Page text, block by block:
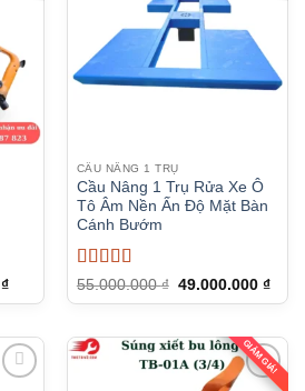
₫Giá
9.500.000 ₫.
CẦU NÂNG 1 TRỤ
Cầu Nâng 1 Trụ Rửa Xe Ô
Tô Âm Nền Ấn Độ Mặt Bàn
Cánh Bướm
Được xếp
hạng55 sao
55.000.000₫ Giá
49.000.000 ₫Giá
hiện
GIẢM GIÁ!